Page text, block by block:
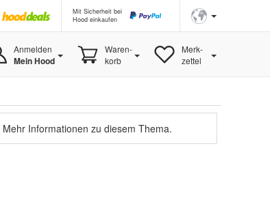
Mit Sicherheit bei
Hood einkaufen
Anmelden
Mein Hood
Waren-
korb
Merk-
zettel
Mehr Informationen zu diesem Thema.